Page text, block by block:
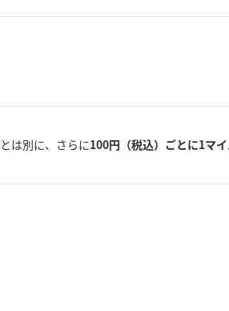
は別に、さらに100円（税込）ごとに1マ